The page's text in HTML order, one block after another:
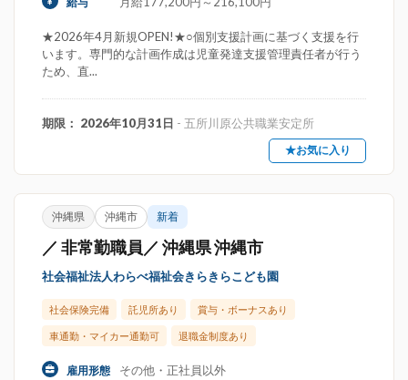
★2026年4月新規OPEN!★○個別支援計画に基づく支援を行
います。専門的な計画作成は児童発達支援管理責任者が行う
ため、直...
期限： 2026年10月31日 - 五所川原公共職業安定所
★お気に入り
沖縄県 沖縄市 新着
／ 非常勤職員／ 沖縄県 沖縄市
社会福祉法人わらべ福祉会きらきらこども園
社会保険完備 託児所あり 賞与・ボーナスあり
車通勤・マイカー通勤可 退職金制度あり
雇用形態 その他・正社員以外